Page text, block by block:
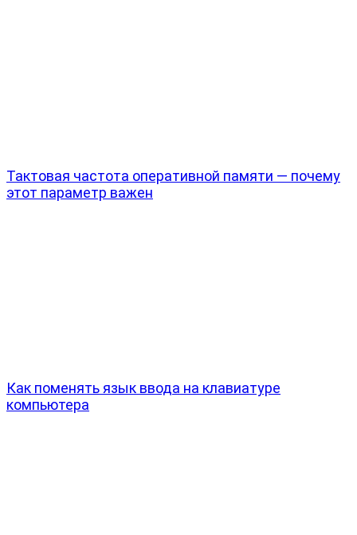
Тактовая частота оперативной памяти — почему
этот параметр важен
Как поменять язык ввода на клавиатуре
компьютера